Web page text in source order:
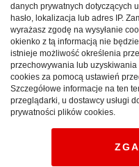
udają się na Malediwy
atrakcyjne wydają się
bungalowy z tarasami
czystą taflą Oceanu
podróż poślubną. Ze
wakacje z dziećmi
bungalowy na plaży.
danych prywatnych dotyczących
hasło, lokalizacja lub adres IP.
wyrażasz zgodę na wysyłanie
okienko z tą informacją nie
istnieje możliwość określenia
przechowywania lub
cookies za pomocą ustawień
Szczegółowe informacje na ten
przeglądarki, u dostawcy usługi
prywatności plików cookies.